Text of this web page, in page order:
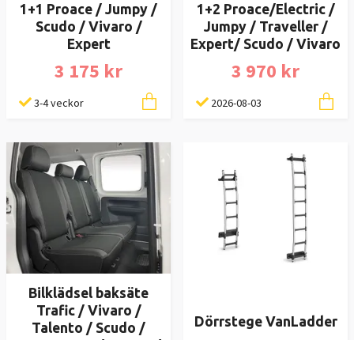
1+1 Proace / Jumpy /
Scudo / Vivaro /
Expert
3 175 kr
3-4 veckor
1+2 Proace/Electric /
Jumpy / Traveller /
Expert/ Scudo / Vivaro
3 970 kr
2026-08-03
Bilklädsel baksäte
Trafic / Vivaro /
Talento / Scudo /
Dörrstege VanLadder